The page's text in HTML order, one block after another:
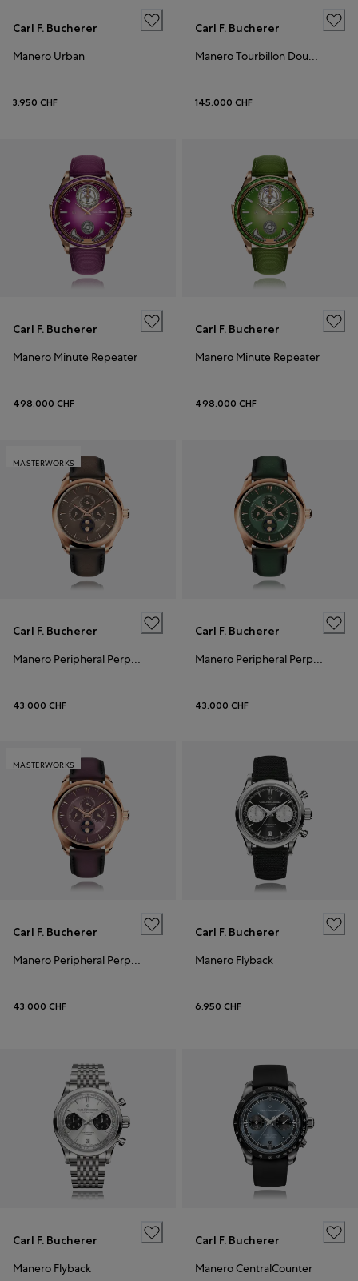
Carl F. Bucherer
Manero Urban
3.950 CHF
Carl F. Bucherer
Manero Tourbillon DoublePeripheral
145.000 CHF
Carl F. Bucherer
Manero Minute Repeater
498.000 CHF
Carl F. Bucherer
Manero Minute Repeater
498.000 CHF
MASTERWORKS
Carl F. Bucherer
Manero Peripheral Perpetual Calendar
43.000 CHF
Carl F. Bucherer
Manero Peripheral Perpetual Calendar
43.000 CHF
MASTERWORKS
Carl F. Bucherer
Manero Peripheral Perpetual Calendar
43.000 CHF
Carl F. Bucherer
Manero Flyback
6.950 CHF
Carl F. Bucherer
Manero Flyback
Carl F. Bucherer
Manero CentralCounter